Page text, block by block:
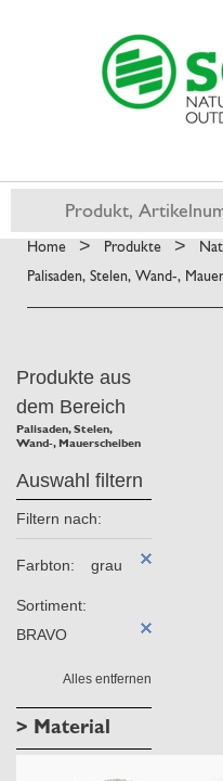
Home > Produkte >
Palisaden, Stelen, Wand-,
Produkte aus
dem Bereich
Palisaden, Stelen,
Wand-, Mauerscheiben
Auswahl filtern
Filtern nach:
Farbton: grau
Sortiment:
BRAVO
Alles entfernen
> Material